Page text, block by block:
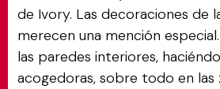
de Ivory. Las decoraciones de
merecen una mención
las paredes interiores,
acogedoras, sobre todo en las